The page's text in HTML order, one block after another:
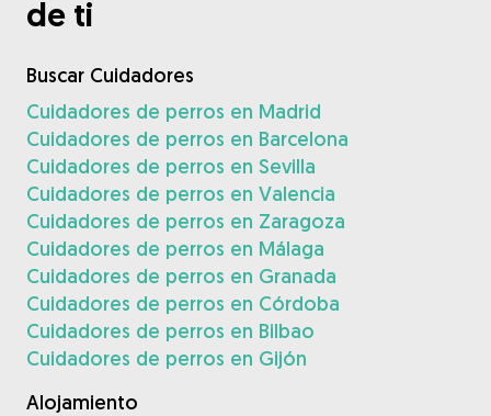
de ti
Buscar Cuidadores
Cuidadores de perros en Madrid
Cuidadores de perros en Barcelona
Cuidadores de perros en Sevilla
Cuidadores de perros en Valencia
Cuidadores de perros en Zaragoza
Cuidadores de perros en Málaga
Cuidadores de perros en Granada
Cuidadores de perros en Córdoba
Cuidadores de perros en Bilbao
Cuidadores de perros en Gijón
Alojamiento